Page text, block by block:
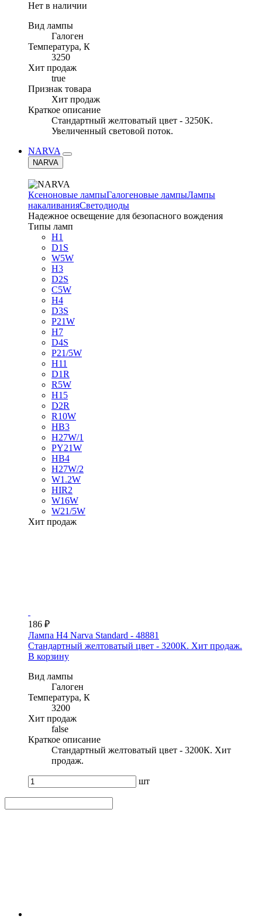
Нет в наличии
Вид лампы
Галоген
Температура, К
3250
Хит продаж
true
Признак товара
Хит продаж
Краткое описание
Стандартный желтоватый цвет - 3250K.
Увеличенный световой поток.
NARVA
NARVA
Ксеноновые лампыГалогеновые лампыЛампы
накаливанияСветодиоды
Надежное освещение для безопасного вождения
Типы ламп
H1
D1S
W5W
H3
D2S
C5W
H4
D3S
P21W
H7
D4S
P21/5W
H11
D1R
R5W
H15
D2R
R10W
HB3
H27W/1
PY21W
HB4
H27W/2
W1.2W
HIR2
W16W
W21/5W
Хит продаж
186 ₽
Лампа H4 Narva Standard - 48881
Стандартный желтоватый цвет - 3200К. Хит продаж.
В корзину
Вид лампы
Галоген
Температура, К
3200
Хит продаж
false
Краткое описание
Стандартный желтоватый цвет - 3200К. Хит
продаж.
шт